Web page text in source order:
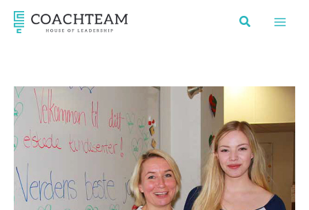
Hopp
rett